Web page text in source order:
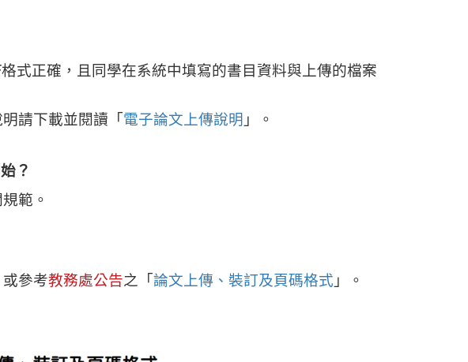
式正確，且同學在系統中填寫的書目資料與上傳的檔案
明請下載並閱讀「電子論文上傳說明 」。
？
範。
或參考教務處公告之「論文上傳、裝訂及頁碼格式 」。